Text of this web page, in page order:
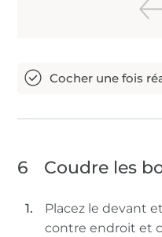
6 Coudre les
Placez le devant
contre endroit et